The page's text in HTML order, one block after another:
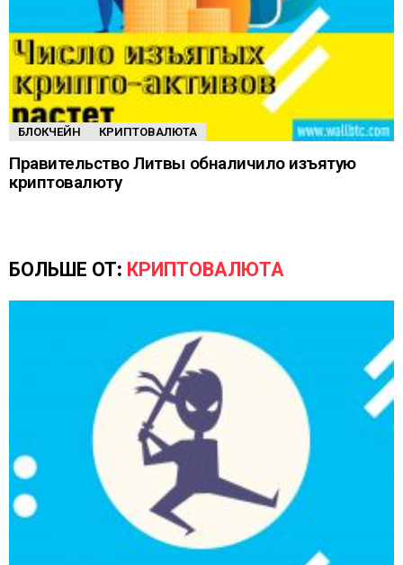
БЛОКЧЕЙН КРИПТОВАЛЮТА
Правительство Литвы обналичило изъятую
криптовалюту
БОЛЬШЕ ОТ: КРИПТОВАЛЮТА